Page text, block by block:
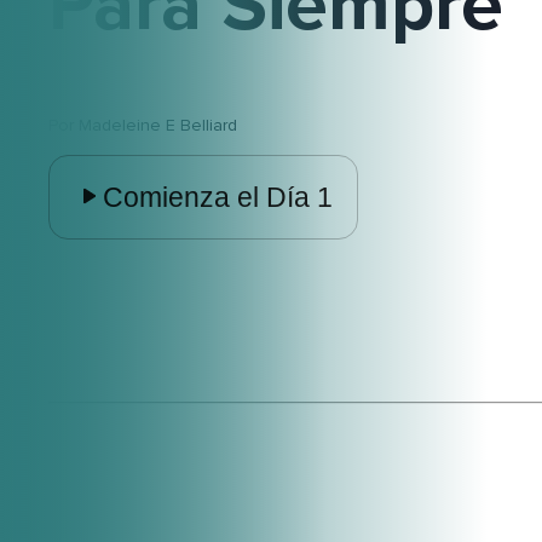
Madeleine E Belliard
Comienza el Día 1